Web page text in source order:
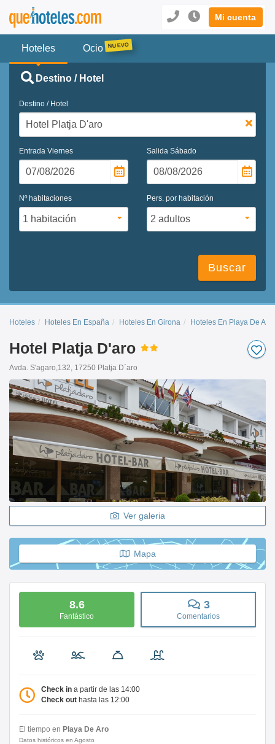
Mi cuenta
Hoteles Ocio
Destino / Hotel
Destino / Hotel
Entrada Viernes Salida Sábado
Nº habitaciones Pers. por habitación
Buscar
Hoteles Hoteles En España Hoteles En Girona Hoteles En Playa De Aro
Hotel Platja D'aro
Avda. S'agaro,132, 17250 Platja D´aro
Ver galeria
Mapa
8.6
Fantástico
3
Comentarios
Check in a partir de las 14:00
Check out hasta las 12:00
El tiempo en Playa De Aro
Datos históricos en Agosto